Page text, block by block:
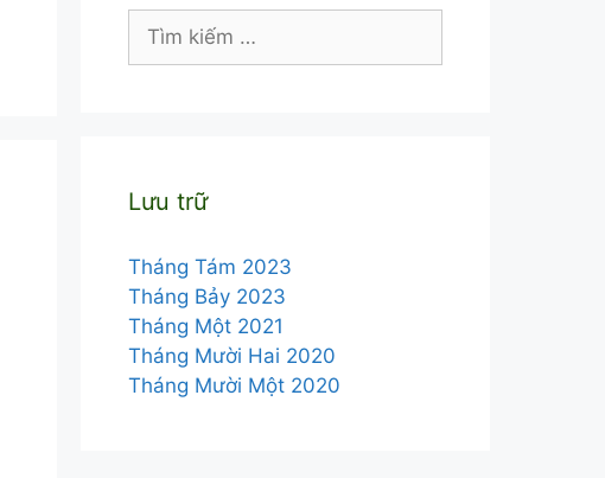
kiếm
cho:
Lưu trữ
Tháng Tám 2023
Tháng Bảy 2023
Tháng Một 2021
Tháng Mười Hai 2020
Tháng Mười Một 2020